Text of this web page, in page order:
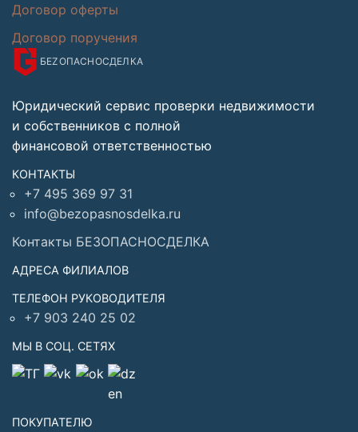
БЕZОПАСНОСДЕЛКА
Юридический сервис проверки недвижимости
и собственников с полной
финансовой ответственностью
КОНТАКТЫ
+7 495 369 97 31
info@bezopasnosdelka.ru
Контакты БЕЗОПАСНОСДЕЛКА
АДРЕСА ФИЛИАЛОВ
ТЕЛЕФОН РУКОВОДИТЕЛЯ
+7 903 240 25 02
МЫ В СОЦ. СЕТЯХ
ПОКУПАТЕЛЮ
Договор оферты
Договор поручения